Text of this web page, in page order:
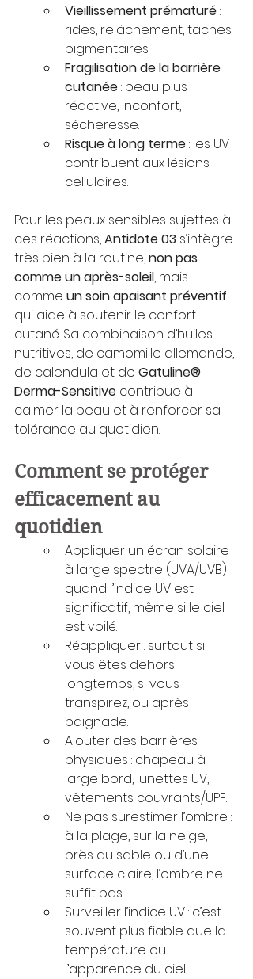
Vieillissement prématuré :
rides, relâchement, taches
pigmentaires.
Fragilisation de la barrière
cutanée : peau plus
réactive, inconfort,
sécheresse.
Risque à long terme : les UV
contribuent aux lésions
cellulaires.
Pour les peaux sensibles sujettes à
ces réactions, Antidote 03 s’intègre
très bien à la routine, non pas
comme un après-soleil, mais
comme un soin apaisant préventif
qui aide à soutenir le confort
cutané. Sa combinaison d’huiles
nutritives, de camomille allemande,
de calendula et de Gatuline®
Derma-Sensitive contribue à
calmer la peau et à renforcer sa
tolérance au quotidien.
Comment se protéger
efficacement au
quotidien
Appliquer un écran solaire
à large spectre (UVA/UVB)
quand l’indice UV est
significatif, même si le ciel
est voilé.
Réappliquer : surtout si
vous êtes dehors
longtemps, si vous
transpirez, ou après
baignade.
Ajouter des barrières
physiques : chapeau à
large bord, lunettes UV,
vêtements couvrants/UPF.
Ne pas surestimer l’ombre :
à la plage, sur la neige,
près du sable ou d’une
surface claire, l’ombre ne
suffit pas.
Surveiller l’indice UV : c’est
souvent plus fiable que la
température ou
l’apparence du ciel.